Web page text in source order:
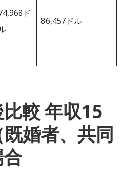
ド
86,457ドル
較 年収15
婚者、共同